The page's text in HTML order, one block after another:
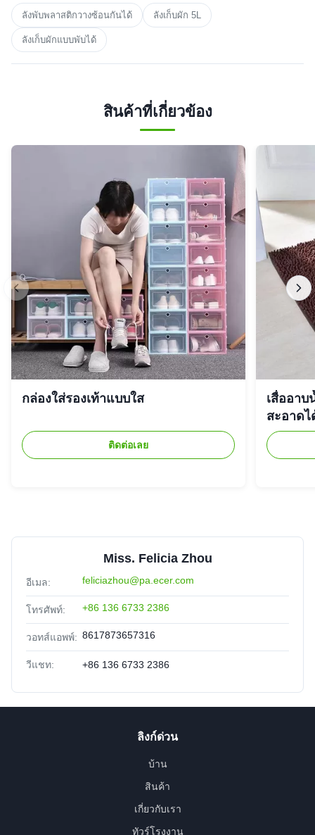
ลังพับพลาสติกวางซ้อนกันได้ ลังเก็บผัก 5L
ลังเก็บผักแบบพับได้
สินค้าที่เกี่ยวข้อง
กล่องใส่รองเท้าแบบใส
ติดต่อเลย
เสื่ออา
สะอาด
Miss. Felicia Zhou
อีเมล: feliciazhou@pa.ecer.com
โทรศัพท์: +86 136 6733 2386
วอทส์แอพพ์: 8617873657316
วีแชท: +86 136 6733 2386
ลิงก์ด่วน
บ้าน
สินค้า
เกี่ยวกับเรา
ทัวร์โรงงาน